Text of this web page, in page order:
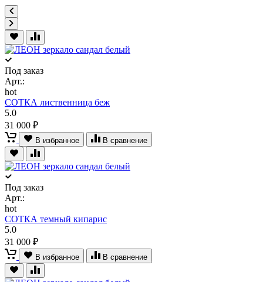
Под заказ
Арт.:
hot
СОТКА лиственница беж
5.0
31 000 ₽
В избранное В сравнение
Под заказ
Арт.:
hot
СОТКА темный кипарис
5.0
31 000 ₽
В избранное В сравнение